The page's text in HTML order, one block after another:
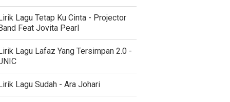
Lagu Tetap Ku Cinta - Projector
Feat Jovita Pearl
Lagu Lafaz Yang Tersimpan 2.0 -
Lagu Sudah - Ara Johari